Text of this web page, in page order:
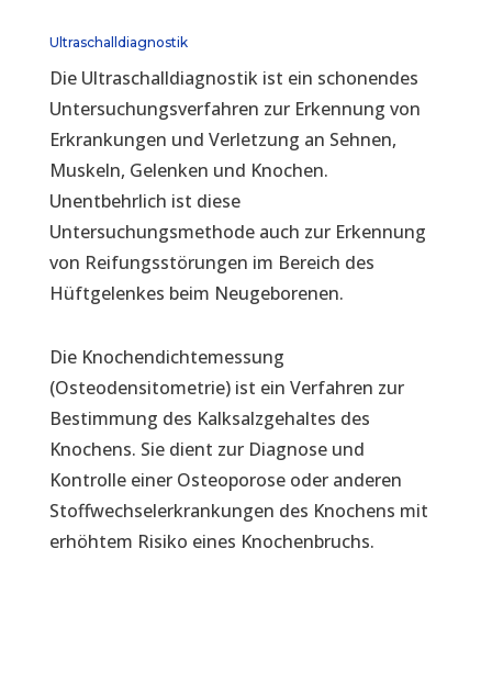
Ultraschalldiagnostik
Die Ultraschalldiagnostik ist ein schonendes
Untersuchungsverfahren zur Erkennung von
Erkrankungen und Verletzung an Sehnen,
Muskeln, Gelenken und Knochen.
Unentbehrlich ist diese
Untersuchungsmethode auch zur Erkennung
von Reifungsstörungen im Bereich des
Hüftgelenkes beim Neugeborenen.
Die Knochendichtemessung
(Osteodensitometrie) ist ein Verfahren zur
Bestimmung des Kalksalzgehaltes des
Knochens. Sie dient zur Diagnose und
Kontrolle einer Osteoporose oder anderen
Stoffwechselerkrankungen des Knochens mit
erhöhtem Risiko eines Knochenbruchs.